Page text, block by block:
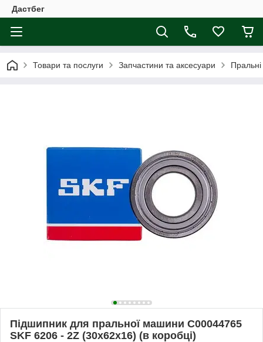
Дастбег
Товари та послуги Запчастини та аксесуари
Підшипник для пральної машини C00044765
SKF 6206 - 2Z (30x62x16) (в коробці)